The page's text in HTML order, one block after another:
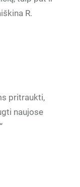
R.
pritraukti,
naujose